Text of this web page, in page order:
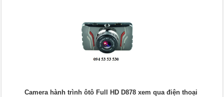
Camera hành trình ôtô Full HD D878 xem qua điện thoại